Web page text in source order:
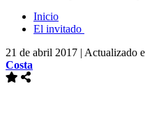
Inicio
El invitado
21 de abril 2017 | Actualizado
Costa